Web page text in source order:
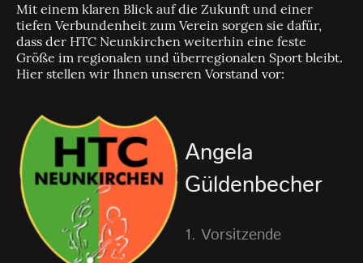
Mit einem klaren Blick auf die Zukunft und einer
tiefen Verbundenheit zum Verein sorgen sie dafür,
dass der HTC Neunkirchen weiterhin eine feste
Größe im regionalen und überregionalen Sport bleibt.
Hier stellen wir Ihnen unseren Vorstand vor:
Angela
Güldenbecher
1. Vorsitzende